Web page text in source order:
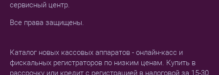
сервисный центр.
Все права защищены.
Каталог новых кассовых аппаратов - онлайн-касс и
фискальных регистраторов по низким ценам. Купить в
рассрочку или кредит с регистрацией в налоговой за 15-30